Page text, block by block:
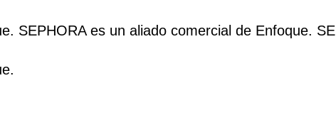
SEPHORA es un aliado comercial de Enfoque.